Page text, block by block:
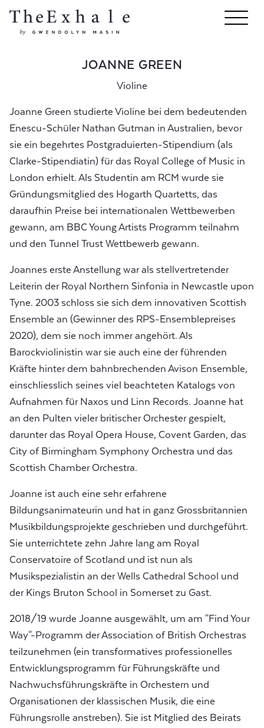
JOANNE GREEN
Violine
Joanne Green studierte Violine bei dem bedeutenden
Enescu-Schüler Nathan Gutman in Australien, bevor
sie ein begehrtes Postgraduierten-Stipendium (als
Clarke-Stipendiatin) für das Royal College of Music in
London erhielt. Als Studentin am RCM wurde sie
Gründungsmitglied des Hogarth Quartetts, das
daraufhin Preise bei internationalen Wettbewerben
gewann, am BBC Young Artists Programm teilnahm
und den Tunnel Trust Wettbewerb gewann.
Joannes erste Anstellung war als stellvertretender
Leiterin der Royal Northern Sinfonia in Newcastle upon
Tyne. 2003 schloss sie sich dem innovativen Scottish
Ensemble an (Gewinner des RPS-Ensemblepreises
2020), dem sie noch immer angehört. Als
Barockviolinistin war sie auch eine der führenden
Kräfte hinter dem bahnbrechenden Avison Ensemble,
einschliesslich seines viel beachteten Katalogs von
Aufnahmen für Naxos und Linn Records. Joanne hat
an den Pulten vieler britischer Orchester gespielt,
darunter das Royal Opera House, Covent Garden, das
City of Birmingham Symphony Orchestra und das
Scottish Chamber Orchestra.
Joanne ist auch eine sehr erfahrene
Bildungsanimateurin und hat in ganz Grossbritannien
Musikbildungsprojekte geschrieben und durchgeführt.
Sie unterrichtete zehn Jahre lang am Royal
Conservatoire of Scotland und ist nun als
Musikspezialistin an der Wells Cathedral School und
der Kings Bruton School in Somerset zu Gast.
2018/19 wurde Joanne ausgewählt, um am "Find Your
Way"-Programm der Association of British Orchestras
teilzunehmen (ein transformatives professionelles
Entwicklungsprogramm für Führungskräfte und
Nachwuchsführungskräfte in Orchestern und
Organisationen der klassischen Musik, die eine
Führungsrolle anstreben). Sie ist Mitglied des Beirats